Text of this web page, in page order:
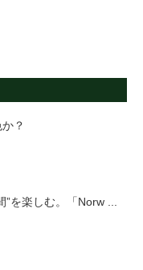
？
を楽しむ。「Norw ...